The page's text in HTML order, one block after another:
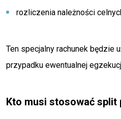
rozliczenia należności
Ten specjalny rachunek będzie
przypadku ewentualnej
Kto musi stosować split